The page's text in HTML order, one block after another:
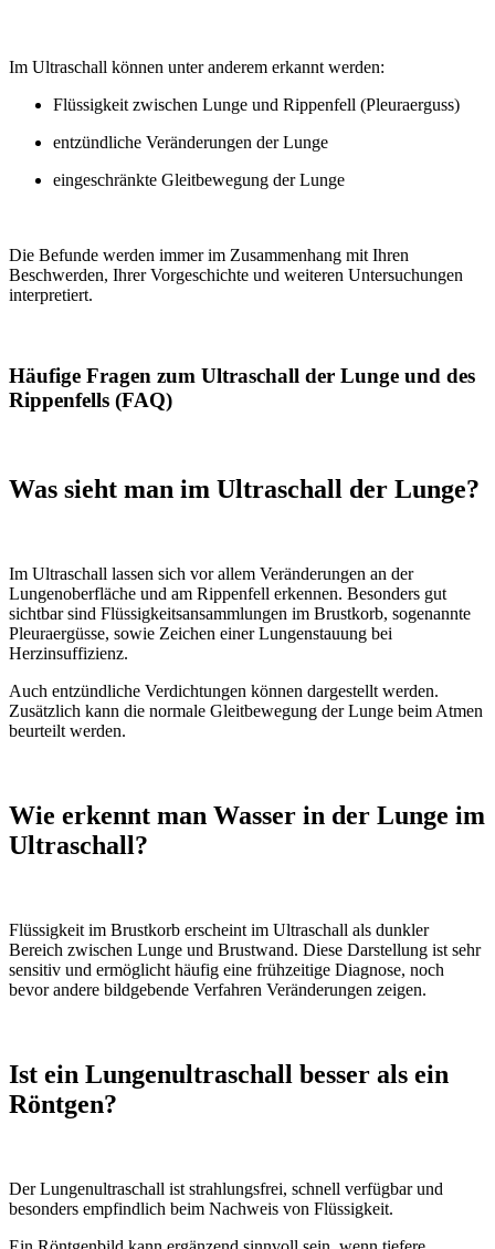
Im Ultraschall können unter anderem erkannt werden:
Flüssigkeit zwischen Lunge und Rippenfell (Pleuraerguss)
entzündliche Veränderungen der Lunge
eingeschränkte Gleitbewegung der Lunge
Die Befunde werden immer im Zusammenhang mit Ihren
Beschwerden, Ihrer Vorgeschichte und weiteren Untersuchungen
interpretiert.
Häufige Fragen zum Ultraschall der Lunge und des
Rippenfells (FAQ)
Was sieht man im Ultraschall der Lunge?
Im Ultraschall lassen sich vor allem Veränderungen an der
Lungenoberfläche und am Rippenfell erkennen. Besonders gut
sichtbar sind Flüssigkeitsansammlungen im Brustkorb, sogenannte
Pleuraergüsse, sowie Zeichen einer Lungenstauung bei
Herzinsuffizienz.
Auch entzündliche Verdichtungen können dargestellt werden.
Zusätzlich kann die normale Gleitbewegung der Lunge beim Atmen
beurteilt werden.
Wie erkennt man Wasser in der Lunge im
Ultraschall?
Flüssigkeit im Brustkorb erscheint im Ultraschall als dunkler
Bereich zwischen Lunge und Brustwand. Diese Darstellung ist sehr
sensitiv und ermöglicht häufig eine frühzeitige Diagnose, noch
bevor andere bildgebende Verfahren Veränderungen zeigen.
Ist ein Lungenultraschall besser als ein
Röntgen?
Der Lungenultraschall ist strahlungsfrei, schnell verfügbar und
besonders empfindlich beim Nachweis von Flüssigkeit.